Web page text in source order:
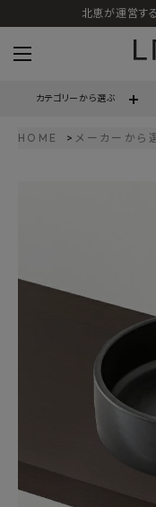
北恵が運営す
カテゴリーから選ぶ
営業時間 - 10:00～
ACCOUNT MENU
最近チェックした商品
HOME メーカーから